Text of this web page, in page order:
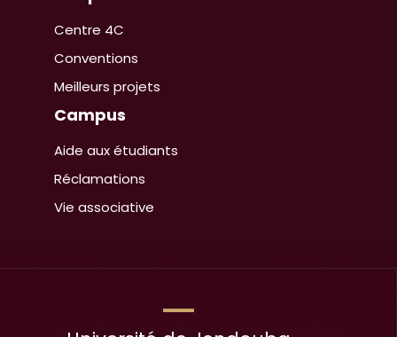
Centre 4C
Conventions
Meilleurs projets
Campus
Aide aux étudiants
Réclamations
Vie associative